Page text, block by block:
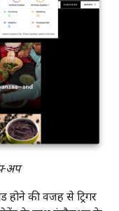
अप
होने की वजह से ट्रिगर